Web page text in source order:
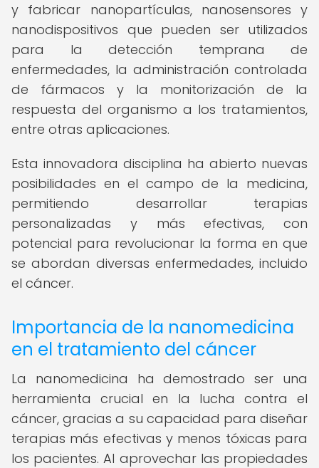
y fabricar nanopartículas, nanosensores y
nanodispositivos que pueden ser utilizados
para la detección temprana de
enfermedades, la administración controlada
de fármacos y la monitorización de la
respuesta del organismo a los tratamientos,
entre otras aplicaciones.
Esta innovadora disciplina ha abierto nuevas
posibilidades en el campo de la medicina,
permitiendo desarrollar terapias
personalizadas y más efectivas, con
potencial para revolucionar la forma en que
se abordan diversas enfermedades, incluido
el cáncer.
Importancia de la nanomedicina
en el tratamiento del cáncer
La nanomedicina ha demostrado ser una
herramienta crucial en la lucha contra el
cáncer, gracias a su capacidad para diseñar
terapias más efectivas y menos tóxicas para
los pacientes. Al aprovechar las propiedades